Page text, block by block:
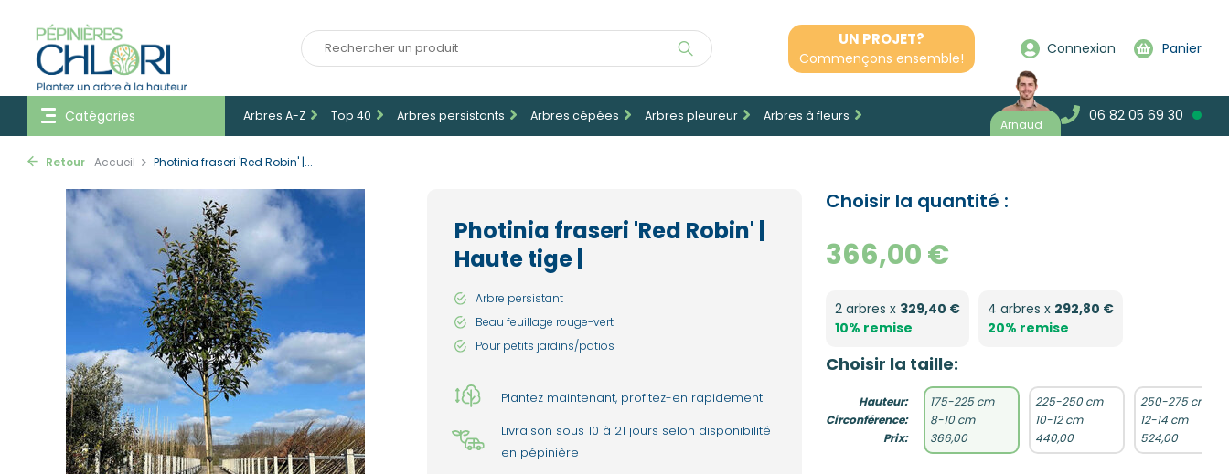
UN PROJET?
Commençons ensemble!
Connexion Panier
Catégories Arbres A-Z Top 40 Arbres persistants Arbres cépées Arbres pleureur Arbres à fleurs
Arnaud
06 82 05 69 30
Retour Accueil Photinia fraseri 'Red Robin' |...
Photinia fraseri 'Red Robin' |
Haute tige |
Arbre persistant
Beau feuillage rouge-vert
Pour petits jardins/patios
Plantez maintenant, profitez-en rapidement
Livraison sous 10 à 21 jours selon disponibilité
en pépinière
Choisir la quantité :
366,00 €
2 arbres x 329,40 €
10% remise
4 arbres x 292,80 €
20% remise
Choisir la taille:
Hauteur:
Circonférence:
Prix:
175-225 cm
8-10 cm
366,00
225-250 cm
10-12 cm
440,00
250-275 cm
12-14 cm
524,00